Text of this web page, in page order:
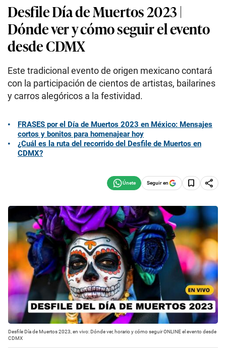
Desfile Día de Muertos 2023 |
Dónde ver y cómo seguir el evento
desde CDMX
Este tradicional evento de origen mexicano contará
con la participación de cientos de artistas, bailarines
y carros alegóricos a la festividad.
FRASES por el Día de Muertos 2023 en México: Mensajes
cortos y bonitos para homenajear hoy
¿Cuál es la ruta del recorrido del Desfile de Muertos en
CDMX?
Seguir en
Desfile Día de Muertos 2023, en vivo: Dónde ver, horario y cómo seguir ONLINE el evento desde
CDMX